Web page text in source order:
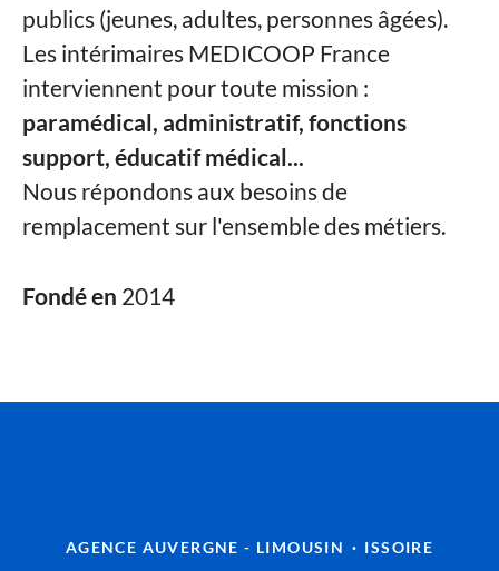
publics (jeunes, adultes, personnes âgées).
Les intérimaires MEDICOOP France
interviennent pour toute mission :
paramédical, administratif, fonctions
support, éducatif médical...
Nous répondons aux besoins de
remplacement sur l'ensemble des métiers.
Fondé en 2014
AGENCE AUVERGNE - LIMOUSIN · ISSOIRE